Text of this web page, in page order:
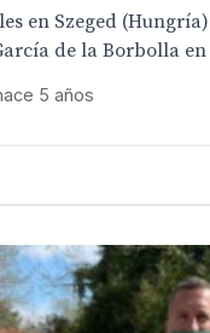
en Szeged
de la Borbolla en
5 años